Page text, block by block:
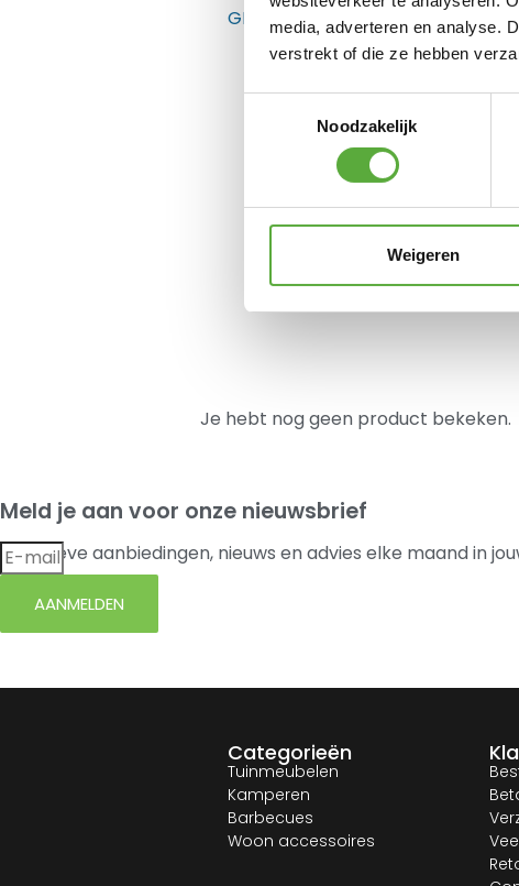
media, adverteren en analyse.
verstrekt of die ze hebben
Noodzakelijk
Weigeren
GERELATEERDE PRODUCTEN
Je hebt nog geen product bekeken.
Meld je aan voor onze nieuwsbrief
Exclusieve aanbiedingen, nieuws en advies elke maand in
AANMELDEN
Categorieën
Tuinmeubelen
Kamperen
Barbecues
Woon accessoires